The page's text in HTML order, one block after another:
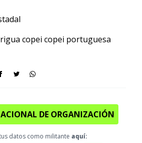
copei copei portuguesa
DE ORGANIZACIÓN
datos como militante aquí: